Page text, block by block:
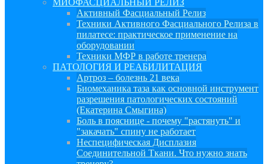
МИОФАСЦИАЛЬНЫЙ РЕЛИЗ
Активный Фасциальный Релиз
Техники Активного Фасциального Релиза в
пилатесе: практическое применение на
оборудовании
Техники МФР в работе тренера
ПАТОЛОГИЯ И РЕАБИЛИТАЦИЯ
Артроз – болезнь 21 века
Биомеханика таза как основной инструмент
разрешения патологических состояний
(Екатерина Смыгина)
Боль в пояснице - почему "растянуть" и
"закачать" спину не работает
Неспецифическая Дисплазия
Соединительной Ткани. Что нужно знать